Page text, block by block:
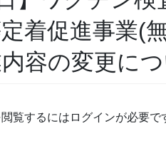
着促進事業(
容の変更に
覧するにはログインが必要で